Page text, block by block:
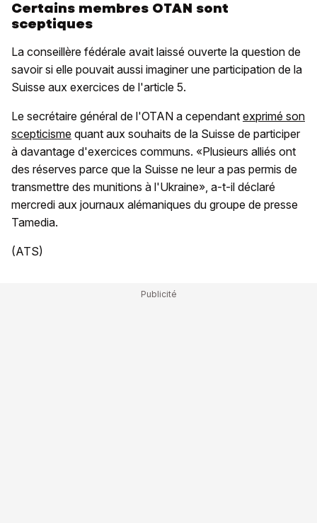
Certains membres OTAN sont
sceptiques
La conseillère fédérale avait laissé ouverte la question de
savoir si elle pouvait aussi imaginer une participation de la
Suisse aux exercices de l'article 5.
Le secrétaire général de l'OTAN a cependant exprimé son
scepticisme quant aux souhaits de la Suisse de participer
à davantage d'exercices communs. «Plusieurs alliés ont
des réserves parce que la Suisse ne leur a pas permis de
transmettre des munitions à l'Ukraine», a-t-il déclaré
mercredi aux journaux alémaniques du groupe de presse
Tamedia.
(ATS)